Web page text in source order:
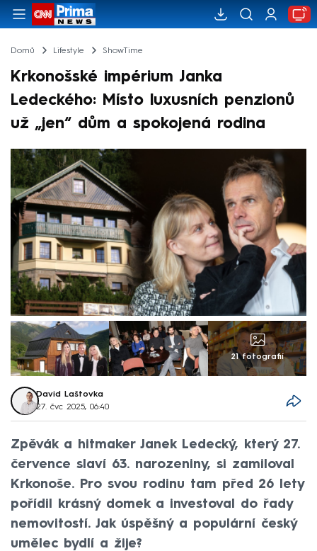
Domů Lifestyle ShowTime
Krkonošské impérium Janka
Ledeckého: Místo luxusních penzionů
už „jen“ dům a spokojená rodina
21 fotografií
David Laštovka
27. čvc 2025, 06:40
Zpěvák a hitmaker Janek Ledecký, který 27.
července slaví 63. narozeniny, si zamiloval
Krkonoše. Pro svou rodinu tam před 26 lety
pořídil krásný domek a investoval do řady
nemovitostí. Jak úspěšný a populární český
umělec bydlí a žije?